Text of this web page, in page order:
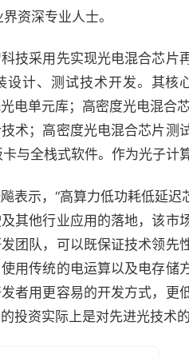
资深专业人士。
技采用先实现光电混合芯片
设计、测试技术开发。其
电单元库；高密度光电混合
术；高密度光电混合芯片测
与全栈式软件。作为光子计
表示，“高算力低功耗低延迟
其他行业应用的落地，该市
团队，可以既保证技术领先
用传统的电运算以及电存
者用更容易的开发方式，更
投资实际上是对先进光技术